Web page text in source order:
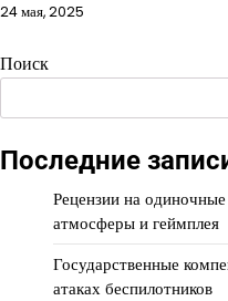
24 мая, 2025
Поиск
Последние
Рецензии на
атмосферы и геймплея
Государственные
атаках беспилотников